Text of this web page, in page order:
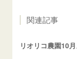
関連記事
リオリコ農園10